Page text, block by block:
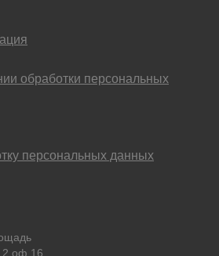
обработки персональных
персональных данных
2 оф.16